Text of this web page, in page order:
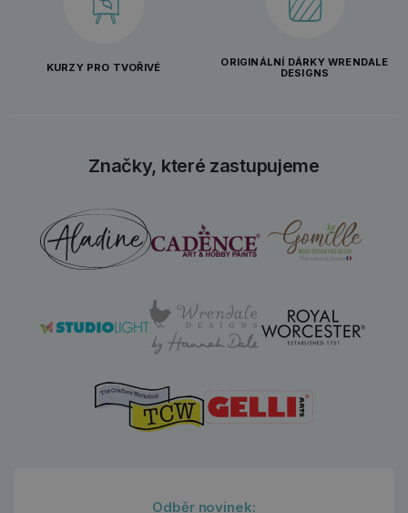
KURZY PRO TVOŘIVÉ
ORIGINÁLNÍ DÁRKY WRENDALE
DESIGNS
Značky, které zastupujeme
Odběr novinek: